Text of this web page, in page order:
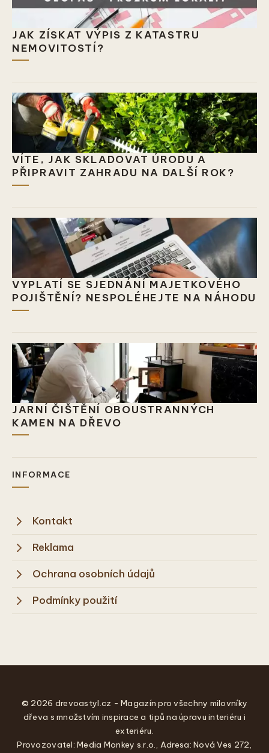
JAK ZÍSKAT VÝPIS Z KATASTRU
NEMOVITOSTÍ?
VÍTE, JAK SKLADOVAT ÚRODU A
PŘIPRAVIT ZAHRADU NA DALŠÍ ROK?
VYPLATÍ SE SJEDNÁNÍ MAJETKOVÉHO
POJIŠTĚNÍ? NESPOLÉHEJTE NA NÁHODU
JARNÍ ČIŠTĚNÍ OBOUSTRANNÝCH
KAMEN NA DŘEVO
INFORMACE
Kontakt
Reklama
Ochrana osobních údajů
Podmínky použití
© 2026 drevoastyl.cz - Magazín pro všechny milovníky
dřeva s množstvím inspirace a tipů na úpravu interiéru i
exteriéru.
Provozovatel: Media Monkey s.r.o., Adresa: Nová Ves 272,